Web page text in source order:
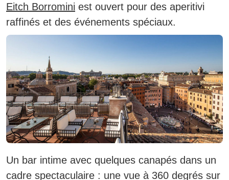
Eitch Borromini est ouvert pour des aperitivi
raffinés et des événements spéciaux.
Un bar intime avec quelques canapés dans un
cadre spectaculaire : une vue à 360 degrés sur